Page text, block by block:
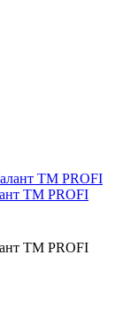
TM PROFI
TM PROFI